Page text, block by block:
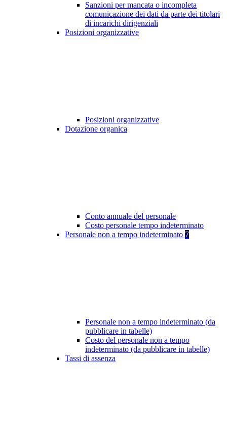
Sanzioni per mancata o incompleta
comunicazione dei dati da parte dei titolari
di incarichi dirigenziali
Posizioni organizzative
Posizioni organizzative
Dotazione organica
Conto annuale del personale
Costo personale tempo indeterminato
Personale non a tempo indeterminato 7
Personale non a tempo indeterminato (da
pubblicare in tabelle)
Costo del personale non a tempo
indeterminato (da pubblicare in tabelle)
Tassi di assenza